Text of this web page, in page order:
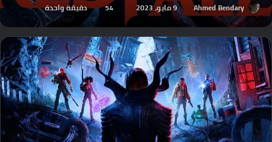
Ahmed Bendary 9 مايو، 2023 54 دقيقة واحدة